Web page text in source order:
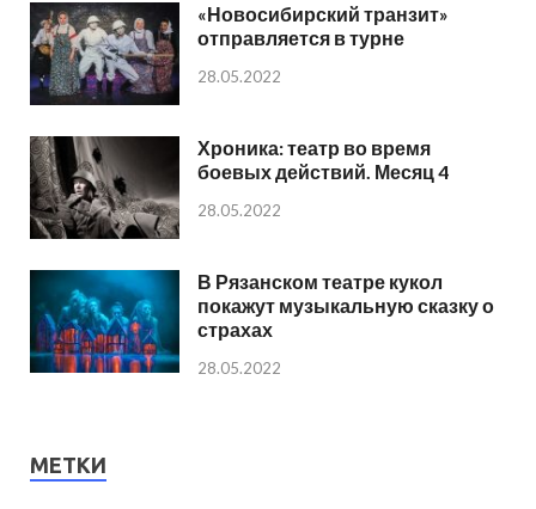
«Новосибирский транзит»
отправляется в турне
28.05.2022
Хроника: театр во время
боевых действий. Месяц 4
28.05.2022
В Рязанском театре кукол
покажут музыкальную сказку о
страхах
28.05.2022
МЕТКИ